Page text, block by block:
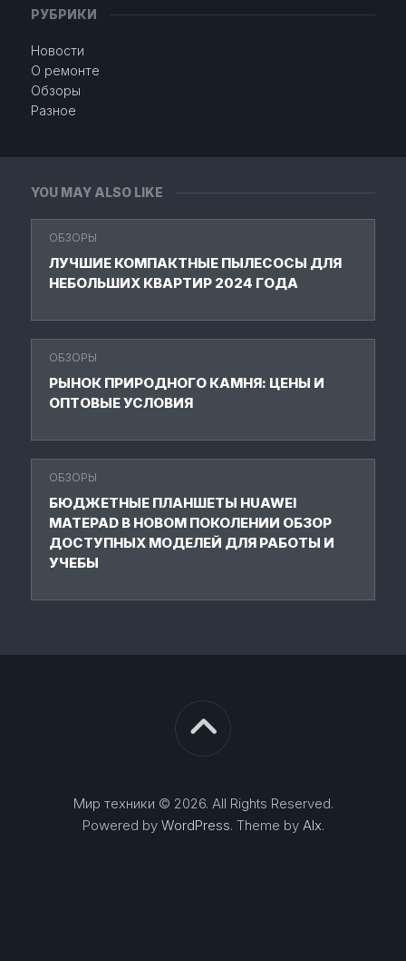
YOU MAY ALSO LIKE
ОБЗОРЫ
ЛУЧШИЕ КОМПАКТНЫЕ ПЫЛЕСОСЫ ДЛЯ
НЕБОЛЬШИХ КВАРТИР 2024 ГОДА
ОБЗОРЫ
РЫНОК ПРИРОДНОГО КАМНЯ: ЦЕНЫ И
ОПТОВЫЕ УСЛОВИЯ
ОБЗОРЫ
БЮДЖЕТНЫЕ ПЛАНШЕТЫ HUAWEI
MATEPAD В НОВОМ ПОКОЛЕНИИ ОБЗОР
ДОСТУПНЫХ МОДЕЛЕЙ ДЛЯ РАБОТЫ И
УЧЕБЫ
РУБРИКИ
Новости
О ремонте
Обзоры
Разное
Мир техники © 2026. All Rights Reserved.
Powered by WordPress. Theme by Alx.